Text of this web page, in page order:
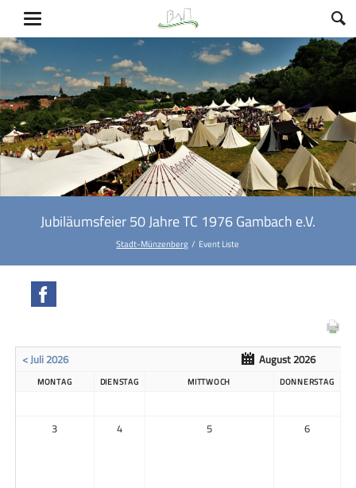
Jubiläumsfeier 50 Jahre TC 1976 Gambach e.V.
Stadt-Münzenberg Event Liste
< Juli 2026 August 2026
MONTAG DIENSTAG MITTWOCH DONNERSTAG
3 4 5 6